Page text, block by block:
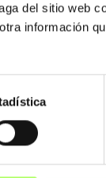
del sitio web
información
razonable
costos,
de